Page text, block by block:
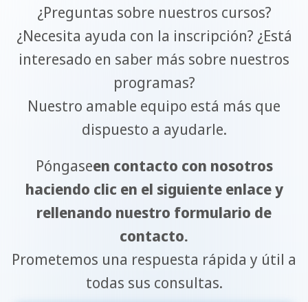
¿Preguntas sobre nuestros cursos?
¿Necesita ayuda con la inscripción? ¿Está
interesado en saber más sobre nuestros
programas?
Nuestro amable equipo está más que
dispuesto a ayudarle.
Póngaseen contacto con nosotros
haciendo clic en el siguiente enlace y
rellenando nuestro formulario de
contacto.
Prometemos una respuesta rápida y útil a
todas sus consultas.